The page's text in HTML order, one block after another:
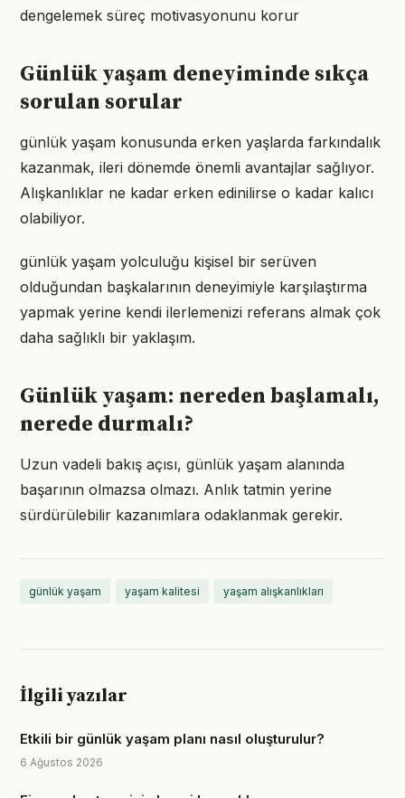
dengelemek süreç motivasyonunu korur
Günlük yaşam deneyiminde sıkça
sorulan sorular
günlük yaşam konusunda erken yaşlarda farkındalık
kazanmak, ileri dönemde önemli avantajlar sağlıyor.
Alışkanlıklar ne kadar erken edinilirse o kadar kalıcı
olabiliyor.
günlük yaşam yolculuğu kişisel bir serüven
olduğundan başkalarının deneyimiyle karşılaştırma
yapmak yerine kendi ilerlemenizi referans almak çok
daha sağlıklı bir yaklaşım.
Günlük yaşam: nereden başlamalı,
nerede durmalı?
Uzun vadeli bakış açısı, günlük yaşam alanında
başarının olmazsa olmazı. Anlık tatmin yerine
sürdürülebilir kazanımlara odaklanmak gerekir.
günlük yaşam yaşam kalitesi yaşam alışkanlıkları
İlgili yazılar
Etkili bir günlük yaşam planı nasıl oluşturulur?
6 Ağustos 2026